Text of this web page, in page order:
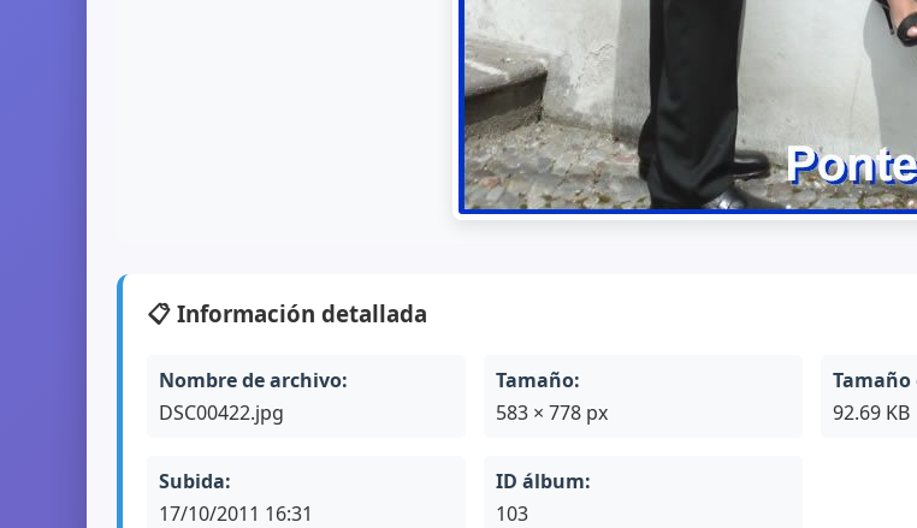
📋 Información detallada
Nombre de archivo:
DSC00422.jpg
Tamaño:
583 × 778 px
Tamaño
92.69 KB
Subida:
17/10/2011 16:31
ID álbum:
103